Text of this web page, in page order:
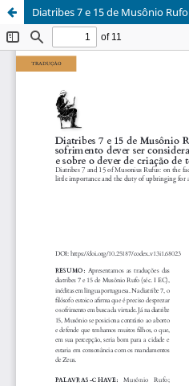
Diatribes 7 e 15 de Musônio Rufo